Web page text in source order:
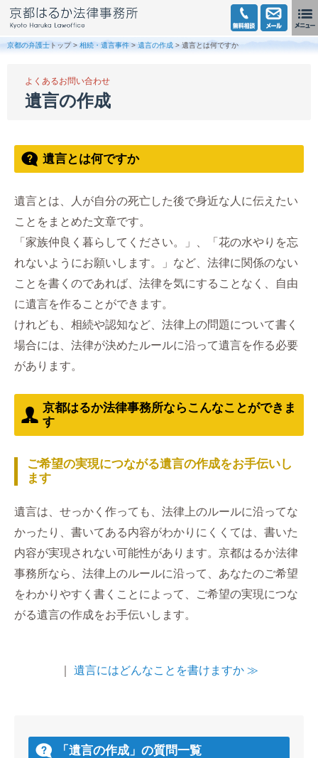
京都の弁護士 トップ > 相続・遺言事件 > 遺言の作成 > 遺言とは何ですか
よくあるお問い合わせ
遺言の作成
遺言とは何ですか
遺言とは、人が自分の死亡した後で身近な人に伝えたい
ことをまとめた文章です。
「家族仲良く暮らしてください。」、「花の水やりを忘
れないようにお願いします。」など、法律に関係のない
ことを書くのであれば、法律を気にすることなく、自由
に遺言を作ることができます。
けれども、相続や認知など、法律上の問題について書く
場合には、法律が決めたルールに沿って遺言を作る必要
があります。
京都はるか法律事務所ならこんなことができま
す
ご希望の実現につながる遺言の作成をお手伝いし
ます
遺言は、せっかく作っても、法律上のルールに沿ってな
かったり、書いてある内容がわかりにくくては、書いた
内容が実現されない可能性があります。京都はるか法律
事務所なら、法律上のルールに沿って、あなたのご希望
をわかりやすく書くことによって、ご希望の実現につな
がる遺言の作成をお手伝いします。
遺言にはどんなことを書けますか ≫
「遺言の作成」の質問一覧